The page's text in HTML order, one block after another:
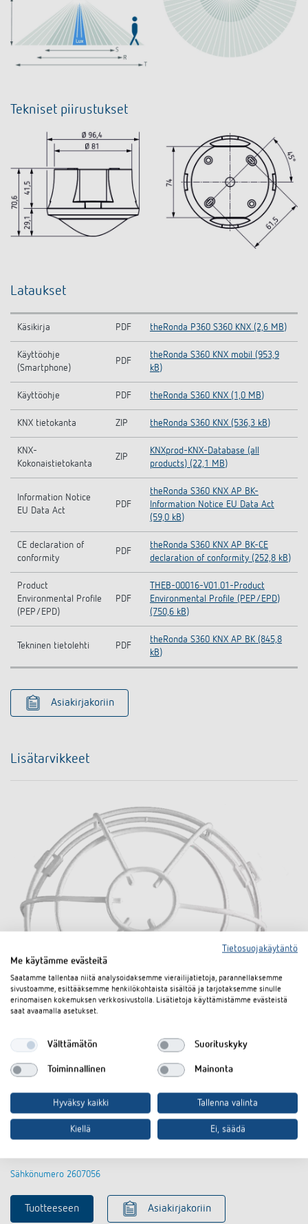
Tekniset piirustukset
Lataukset
Käsikirja PDF theRonda P360 S360 KNX (2,6 MB)
Käyttöohje
(Smartphone)
PDF
theRonda S360 KNX mobil (953,9
kB)
Käyttöohje PDF theRonda S360 KNX (1,0 MB)
KNX tietokanta ZIP theRonda S360 KNX (536,3 kB)
KNX-
Kokonaistietokanta
ZIP
KNXprod-KNX-Database (all
products) (22,1 MB)
Information Notice
EU Data Act
PDF
theRonda S360 KNX AP BK-
Information Notice EU Data Act
(59,0 kB)
CE declaration of
conformity
PDF
theRonda S360 KNX AP BK-CE
declaration of conformity (252,8 kB)
Product
Environmental Profile
(PEP/EPD)
PDF
THEB-00016-V01.01-Product
Environmental Profile (PEP/EPD)
(750,6 kB)
Tekninen tietolehti PDF
theRonda S360 KNX AP BK (845,8
kB)
Asiakirjakoriin
Lisätarvikkeet
QuickSafe pallonsuojakori
Sähkönumero 2607056
Tuotteeseen Asiakirjakoriin
Tietosuojakäytäntö
Me käytämme evästeitä
Saatamme tallentaa niitä analysoidaksemme vierailijatietoja, parannellaksemme
sivustoamme, esittääksemme henkilökohtaista sisältöä ja tarjotaksemme sinulle
erinomaisen kokemuksen verkkosivustolla. Lisätietoja käyttämistämme evästeistä
saat avaamalla asetukset.
Välttämätön Suorituskyky
Toiminnallinen Mainonta
Hyväksy kaikki Tallenna valinta
Kiellä Ei, säädä